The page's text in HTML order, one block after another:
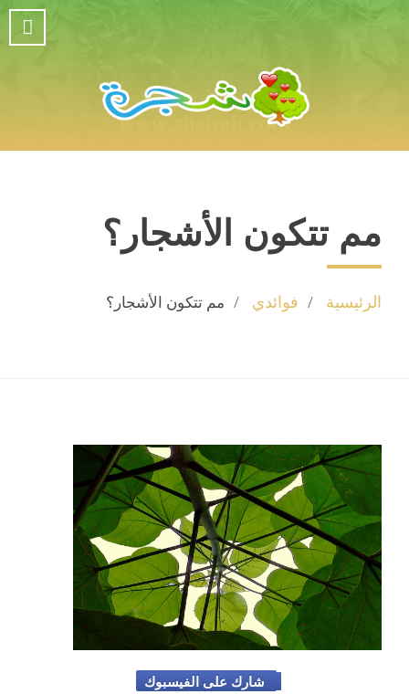
مم تتكون الأشجار؟
الرئيسية فوائدي مم تتكون الأشجار؟
شارك على الفيسبوك